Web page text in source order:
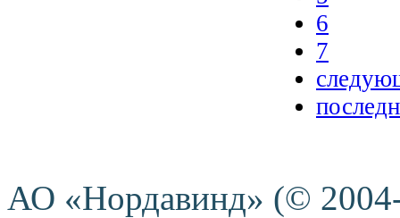
6
7
АО «Нордавинд» (©